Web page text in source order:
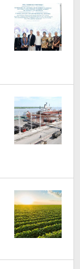
InfoSAWIT